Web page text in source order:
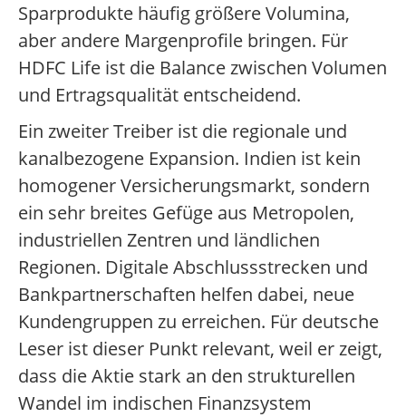
Sparprodukte häufig größere Volumina,
aber andere Margenprofile bringen. Für
HDFC Life ist die Balance zwischen Volumen
und Ertragsqualität entscheidend.
Ein zweiter Treiber ist die regionale und
kanalbezogene Expansion. Indien ist kein
homogener Versicherungsmarkt, sondern
ein sehr breites Gefüge aus Metropolen,
industriellen Zentren und ländlichen
Regionen. Digitale Abschlussstrecken und
Bankpartnerschaften helfen dabei, neue
Kundengruppen zu erreichen. Für deutsche
Leser ist dieser Punkt relevant, weil er zeigt,
dass die Aktie stark an den strukturellen
Wandel im indischen Finanzsystem